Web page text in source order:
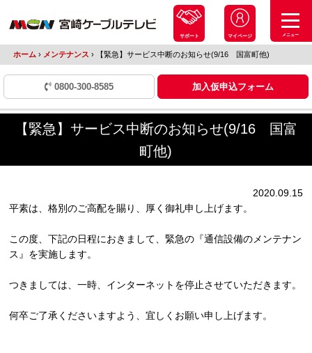
サポート マイページ メニュー
ホーム › メンテナンス ›【緊急】サービス中断のお知らせ(9/16 国富町他)
0800-300-8585 加入仮申込フォーム
【緊急】サービス中断のお知らせ(9/16 国富
町他)
2020.09.15
平素は、格別のご高配を賜り、厚く御礼申し上げます。
この度、下記の日程におきまして、緊急の『通信設備のメンテナン
ス』を実施します。
つきましては、一時、インターネットを停止させていただきます。
何卒ご了承くださいますよう、宜しくお願い申し上げます。